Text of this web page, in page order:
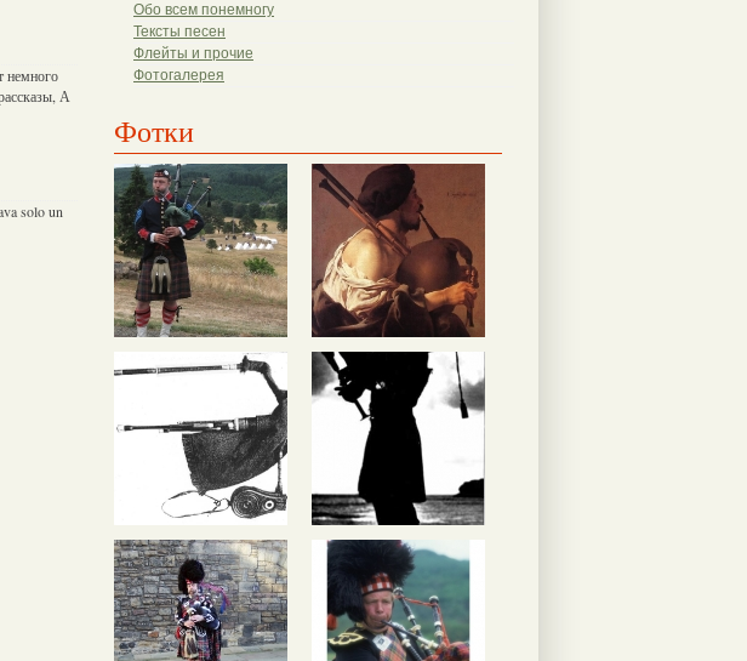
Обо всем понемногу
Тексты песен
Флейты и прочие
Фотогалерея
Фотки
немного
А
solo un